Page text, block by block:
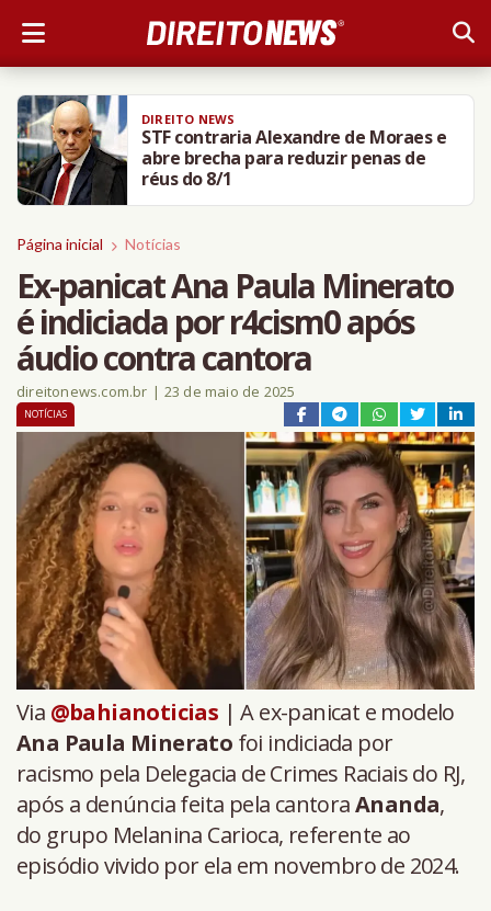
DIREITO NEWS
STF contraria Alexandre de Moraes e
abre brecha para reduzir penas de
réus do 8/1
Página inicial Notícias
Ex-panicat Ana Paula Minerato
é indiciada por r4cism0 após
áudio contra cantora
direitonews.com.br | 23 de maio de 2025
NOTÍCIAS
Via @bahianoticias | A ex-panicat e modelo
Ana Paula Minerato foi indiciada por
racismo pela Delegacia de Crimes Raciais do RJ,
após a denúncia feita pela cantoraAnanda,
do grupo Melanina Carioca, referente ao
episódio vivido por ela em novembro de 2024.